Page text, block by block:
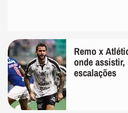
Remo x
onde
escalações